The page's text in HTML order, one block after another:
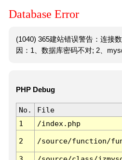
Database Error
(1040) 365建站错误警告：连接
因：1、数据库密码不对; 2、
PHP Debug
No. File
1
/index.php
2 /source/function/